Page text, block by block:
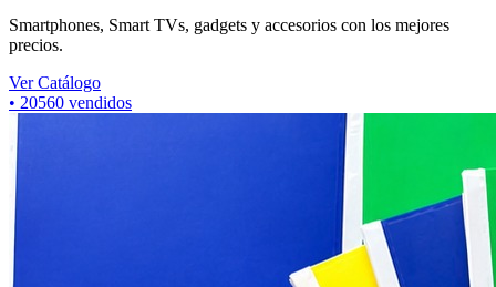
Smartphones, Smart TVs, gadgets y accesorios con los mejores
precios.
Ver Catálogo
• 7395vendidos